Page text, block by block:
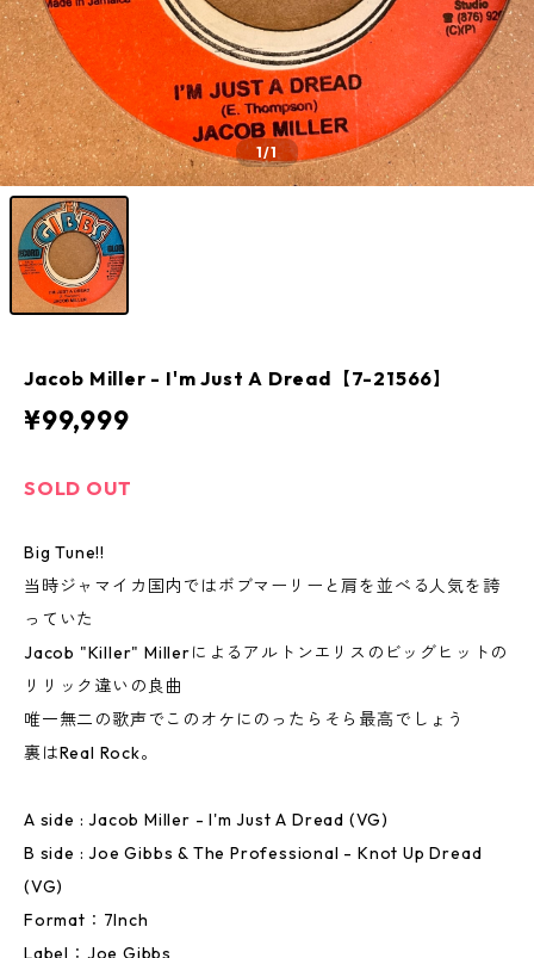
1/1
Jacob Miller - I'm Just A Dread【7-21566】
¥99,999
SOLD OUT
Big Tune!!
当時ジャマイカ国内ではボブマーリーと肩を並べる人気を誇
っていた
Jacob "Killer" Millerによるアルトンエリスのビッグヒットの
リリック違いの良曲
唯一無二の歌声でこのオケにのったらそら最高でしょう
裏はReal Rock。
A side : Jacob Miller - I'm Just A Dread (VG)
B side : Joe Gibbs & The Professional - Knot Up Dread
(VG)
Format：7Inch
Label：Joe Gibbs